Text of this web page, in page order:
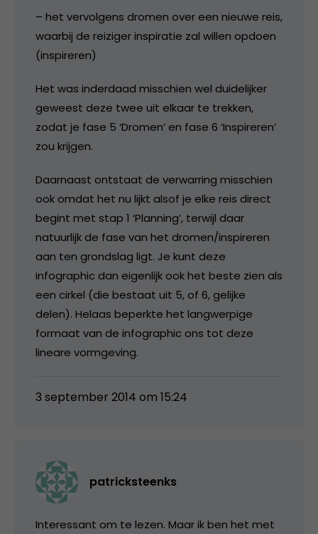
– het vervolgens dromen over een nieuwe reis,
waarbij de reiziger inspiratie zal willen opdoen
(inspireren)
Het was inderdaad misschien wel duidelijker
geweest deze twee uit elkaar te trekken,
zodat je fase 5 ‘Dromen’ en fase 6 ‘Inspireren’
zou krijgen.
Daarnaast ontstaat de verwarring misschien
ook omdat het nu lijkt alsof je elke reis direct
begint met stap 1 ‘Planning’, terwijl daar
natuurlijk de fase van het dromen/inspireren
aan ten grondslag ligt. Je kunt deze
infographic dan eigenlijk ook het beste zien als
een cirkel (die bestaat uit 5, of 6, gelijke
delen). Helaas beperkte het langwerpige
formaat van de infographic ons tot deze
lineare vormgeving.
3 september 2014 om 15:24
patricksteenks
Interessant om te lezen. Maar ik ben het met